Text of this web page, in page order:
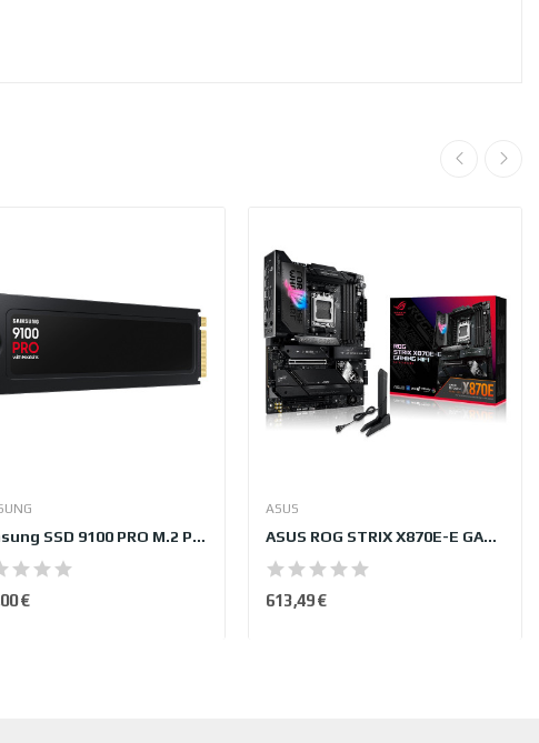
Samsung SSD 9100 PRO M.2 PCIe NVMe 1 To avec...
€
ASUS
ASUS ROG STRIX X870E-E GAMING WIFI
613,49 €